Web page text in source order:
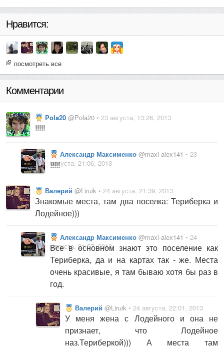
Нравится:
посмотреть все
Комментарии
Pola20 @Pola20 • 23 августа, 13:26, 2013
!!!!!
Александр Максименко @maxi-alex141 • 23
августа, 21:06, 2013
!!!!!
Валерий @Liruik • 24 августа, 21:39, 2013
Знакомые места, там два поселка: Териберка и
Лодейное)))
Александр Максименко @maxi-alex141 • 24
августа, 21:57, 2013
Все в основном знают это поселение как
Териберка, да и на картах так - же. Места
очень красивые, я там бываю хотя бы раз в
год.
Валерий @Liruik • 24 августа, 22:01, 2013
У меня жена с Лодейного и она не
признает, что Лодейное
наз.Териберкой))) А места там